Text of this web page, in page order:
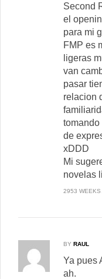
Second
el
para mi
FMP es
ligeras
van
pasar
relacion
tomando
de
xDDD
Mi
novelas
2953 WEEKS
BY RAUL
Ya pues
ah.